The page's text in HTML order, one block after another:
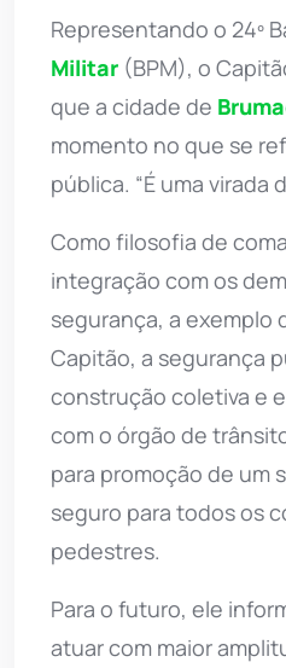
Representando o 24º
Militar (BPM), o
que a cidade de
momento no que se
pública. “É uma virada
Como filosofia de
integração com os
segurança, a exemplo
Capitão, a segurança
construção coletiva e
com o órgão de
para promoção de um
seguro para todos os
pedestres.
Para o futuro, ele
atuar com maior